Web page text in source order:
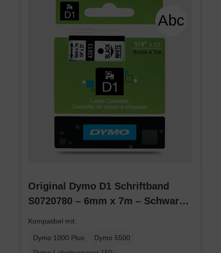
Original Dymo D1 Schriftband
S0720780 – 6mm x 7m – Schwarz
Kompatibel mit:
Dymo 1000 Plus
Dymo 5500